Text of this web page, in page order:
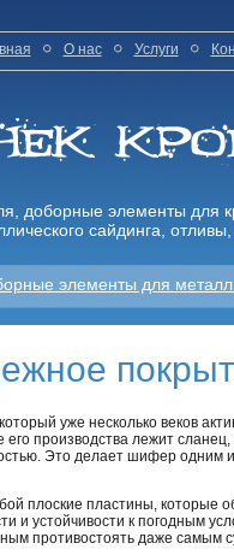
О нас Услуги
доборные элементы для
сайдинга,
элементы для
уже несколько веков
производства лежит
Это делает шифер
плоские пластины, которые
и устойчивости к погодным
противостоять даже самым